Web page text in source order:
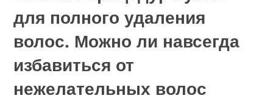
для полного удаления
волос. Можно ли навсегда
избавиться от
нежелательных волос